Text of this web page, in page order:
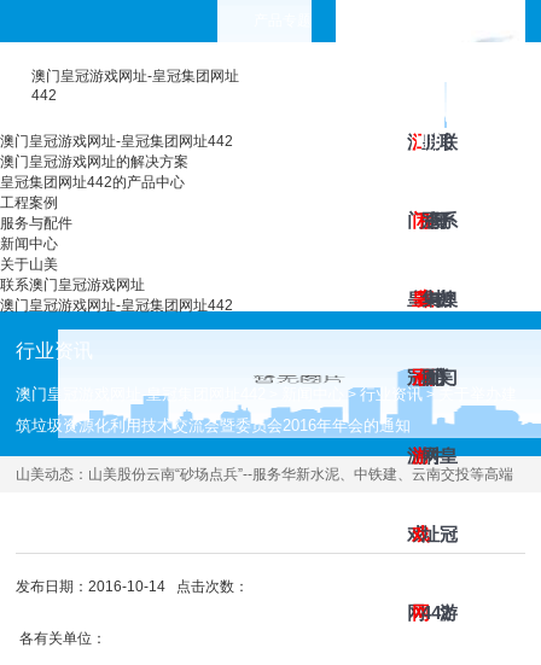
澳门皇冠游戏网址-皇冠集团网址
442
澳
门
皇
冠
游
戏
网
澳
门
皇
冠
游
戏
网
工
程
案
例
皇
冠
集
团
网
址
442
服
务
与
配
件
新
闻
中
心
关
于
山
美
联
系
澳
门
皇
冠
游
澳门皇冠游戏网址-皇冠集团网址442
澳门皇冠游戏网址的解决方案
皇冠集团网址442的产品中心
工程案例
服务与配件
新闻中心
关于山美
联系澳门皇冠游戏网址
澳门皇冠游戏网址-皇冠集团网址442
行业资讯
澳门皇冠游戏网址-皇冠集团网址442 >行业资讯 >
筑垃圾资源化利用技术交流会暨委员会2016年年会的通知
山美动态： 山美股份云南“砂场点兵”--服务华新水泥、中铁建、云南交投等高端
发布日期：2016-10-14 点击次数：
各有关单位：